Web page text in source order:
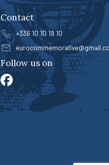
Contact
+336 10 10 19 10
Follow us on